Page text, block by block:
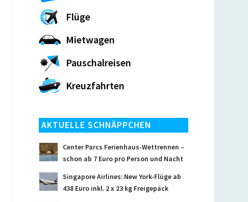
Flüge
Mietwagen
Pauschalreisen
Kreuzfahrten
AKTUELLE SCHNÄPPCHEN
Center Parcs Ferienhaus-Wettrennen –
schon ab 7 Euro pro Person und Nacht
Singapore Airlines: New York-Flüge ab
438 Euro inkl. 2 x 23 kg Freigepäck